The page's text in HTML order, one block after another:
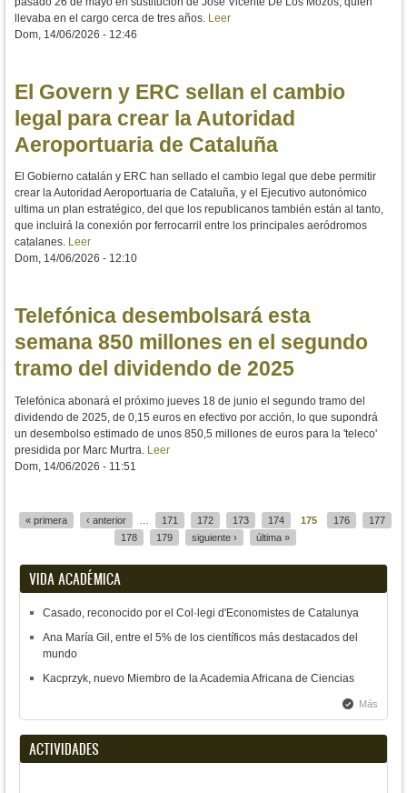
llevaba en el cargo cerca de tres años. Leer
Dom, 14/06/2026 - 12:46
El Govern y ERC sellan el cambio
legal para crear la Autoridad
Aeroportuaria de Cataluña
El Gobierno catalán y ERC han sellado el cambio legal que debe permitir
crear la Autoridad Aeroportuaria de Cataluña, y el Ejecutivo autonómico
ultima un plan estratégico, del que los republicanos también están al tanto,
que incluirá la conexión por ferrocarril entre los principales aeródromos
catalanes. Leer
Dom, 14/06/2026 - 12:10
Telefónica desembolsará esta
semana 850 millones en el segundo
tramo del dividendo de 2025
Telefónica abonará el próximo jueves 18 de junio el segundo tramo del
dividendo de 2025, de 0,15 euros en efectivo por acción, lo que supondrá
un desembolso estimado de unos 850,5 millones de euros para la 'teleco'
presidida por Marc Murtra. Leer
Dom, 14/06/2026 - 11:51
« primera ‹ anterior 171 172 173 174 175 176
177
178
179 siguiente › última »
VIDA ACADÉMICA
Casado, reconocido por el Col·legi d'Economistes de Catalunya
Ana María Gil, entre el 5% de los científicos más destacados del
mundo
Kacprzyk, nuevo Miembro de la Academia Africana de Ciencias
Más
ACTIVIDADES